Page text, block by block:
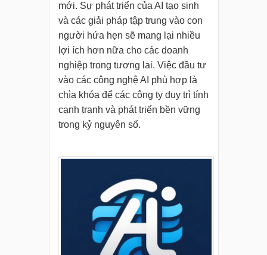
mới. Sự phát triển của AI tạo sinh
và các giải pháp tập trung vào con
người hứa hẹn sẽ mang lại nhiều
lợi ích hơn nữa cho các doanh
nghiệp trong tương lai. Việc đầu tư
vào các công nghệ AI phù hợp là
chìa khóa để các công ty duy trì tính
cạnh tranh và phát triển bền vững
trong kỷ nguyên số.